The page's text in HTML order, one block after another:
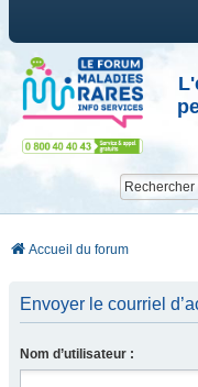
Accueil du forum
Envoyer le courriel
Nom d’utilisateur :